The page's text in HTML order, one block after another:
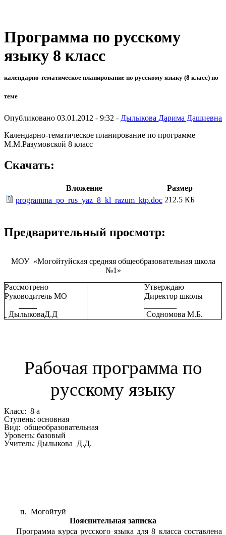
Программа по русскому
языку 8 класс
календарно-тематическое планирование по русскому языку (8 класс) по
теме
Опубликовано 03.01.2012 - 9:32 - Дылыкова Дарима Дашиевна
Календарно-тематическое планирование по программе
М.М.Разумовской 8 класс
Скачать:
Вложение
Размер
programma_po_rus_yaz_8_kl_razum_ktp.doc 212.5 КБ
Предварительный просмотр:
МОУ «Могойтуйская средняя общеобразовательная школа
№1»
Рассмотрено
Руководитель МО
ДылыковаД.Д
Утверждаю
Директор школы
Содномова М.Б.
Рабочая программа по
русскому языку
Класс: 8 а
Ступень: основная
Вид: общеобразовательная
Уровень: базовый
Учитель: Дылыкова Д.Д.
п. Могойтуй
Пояснительная записка
Программа курса русского языка для 8 класса составлена